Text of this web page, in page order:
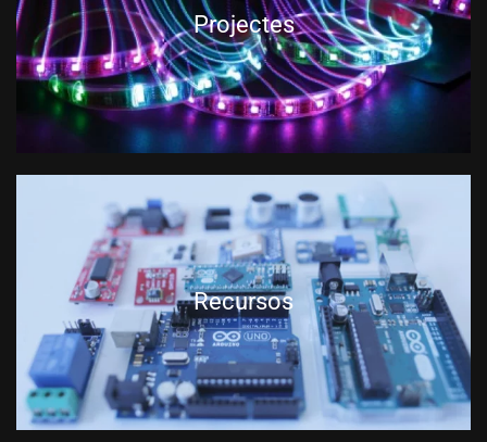
Projectes
Recursos